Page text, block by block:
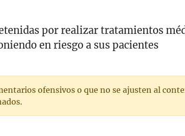
por realizar tratamientos
en riesgo a sus pacientes
ofensivos o que no se ajusten al